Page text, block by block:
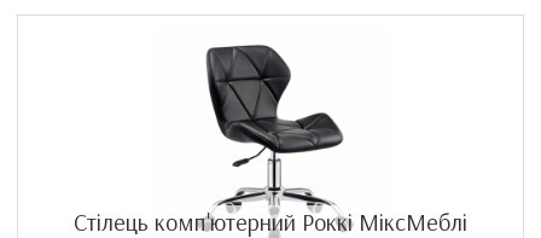
Стілець комп'ютерний Роккі МіксМеблі